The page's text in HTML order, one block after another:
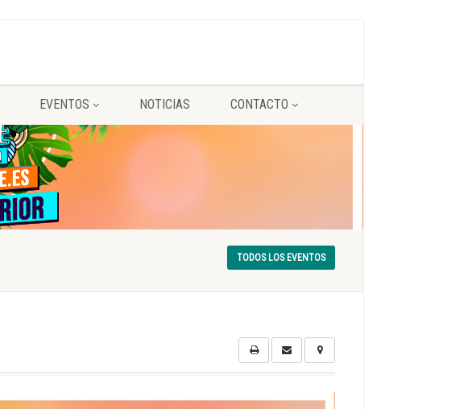
EVENTOS NOTICIAS CONTACTO
TODOS LOS EVENTOS